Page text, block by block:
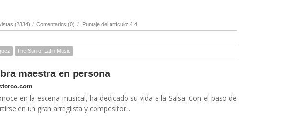
(2334) / Comentarios (0) / Puntaje del artículo: 4.4
The Sun of Latin Music
maestra en persona
en la escena musical, ha dedicado su vida a la Salsa. Con el paso de
en un gran arreglista y compositor...